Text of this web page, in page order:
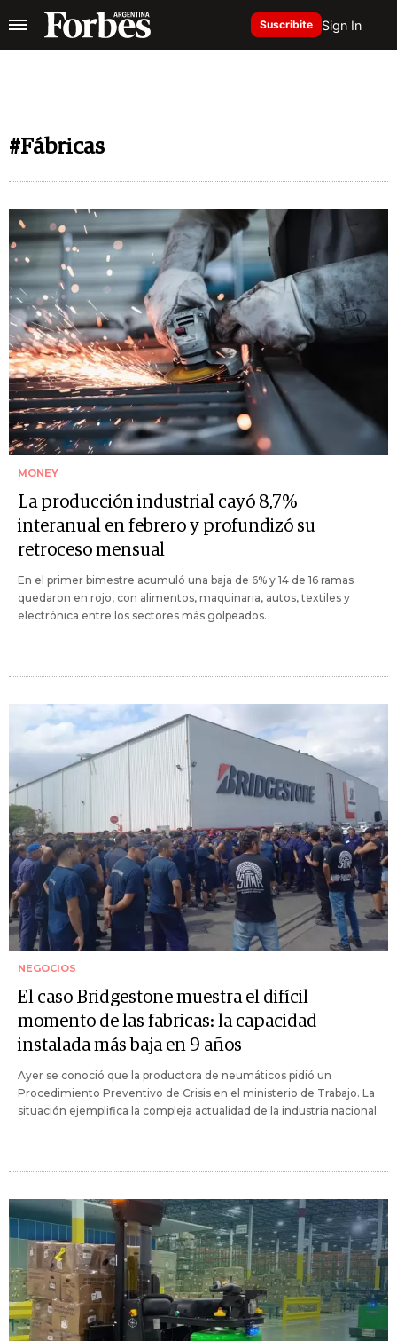
Suscribite Sign In
#Fábricas
MONEY
La producción industrial cayó 8,7%
interanual en febrero y profundizó su
retroceso mensual
En el primer bimestre acumuló una baja de 6% y 14 de 16 ramas
quedaron en rojo, con alimentos, maquinaria, autos, textiles y
electrónica entre los sectores más golpeados.
NEGOCIOS
El caso Bridgestone muestra el difícil
momento de las fabricas: la capacidad
instalada más baja en 9 años
Ayer se conoció que la productora de neumáticos pidió un
Procedimiento Preventivo de Crisis en el ministerio de Trabajo. La
situación ejemplifica la compleja actualidad de la industria nacional.